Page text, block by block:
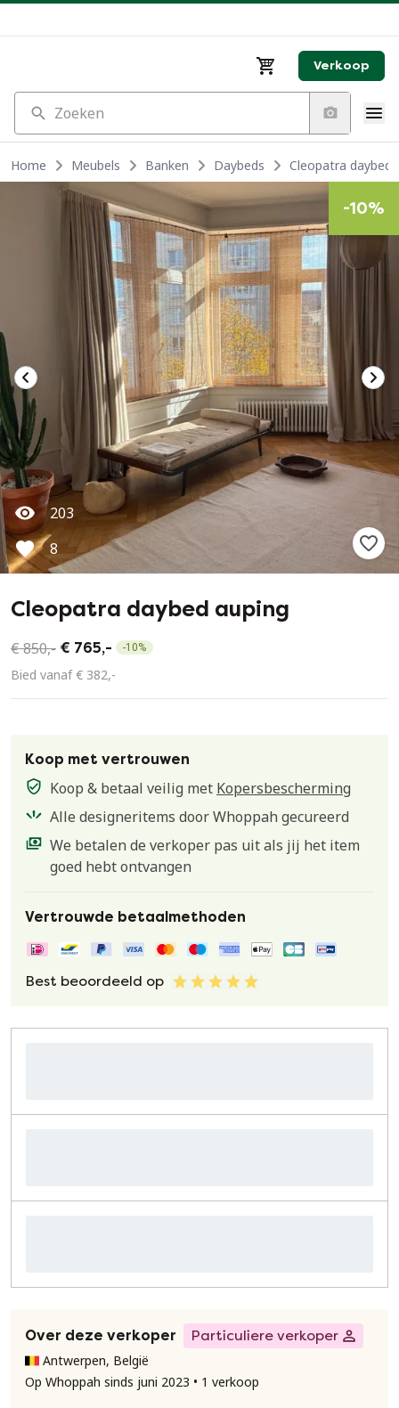
Verkoop
Zoeken
Home Meubels Banken Daybeds Cleopatra daybed
203
8
-10%
Cleopatra daybed auping
€ 850,- € 765,- -10%
Bied vanaf € 382,-
Koop met vertrouwen
Koop & betaal veilig met Kopersbescherming
Alle designeritems door Whoppah gecureerd
We betalen de verkoper pas uit als jij het item
goed hebt ontvangen
Vertrouwde betaalmethoden
Best beoordeeld op
Over deze verkoper
Particuliere verkoper
Antwerpen, België
Op Whoppah sinds juni 2023 • 1 verkoop